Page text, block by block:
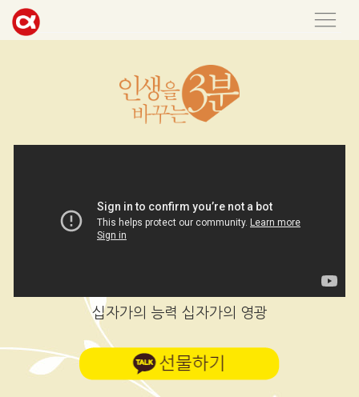
십자가의 능력 십자가의 영광